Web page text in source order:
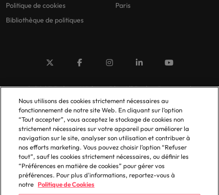
Politique de cookies
Bibliothèque de politiques
Paris
© 2025 Robert Walters Plc. All Rights Reserved.
Nous utilisons des cookies strictement nécessaires au
fonctionnement de notre site Web. En cliquant sur l’option
“Tout accepter”, vous acceptez le stockage de cookies non
strictement nécessaires sur votre appareil pour améliorer la
navigation sur le site, analyser son utilisation et contribuer à
nos efforts marketing. Vous pouvez choisir l’option “Refuser
tout”, sauf les cookies strictement nécessaires, ou définir les
“Préférences en matière de cookies” pour gérer vos
préférences. Pour plus d'informations, reportez-vous à
notre Politique de Cookies